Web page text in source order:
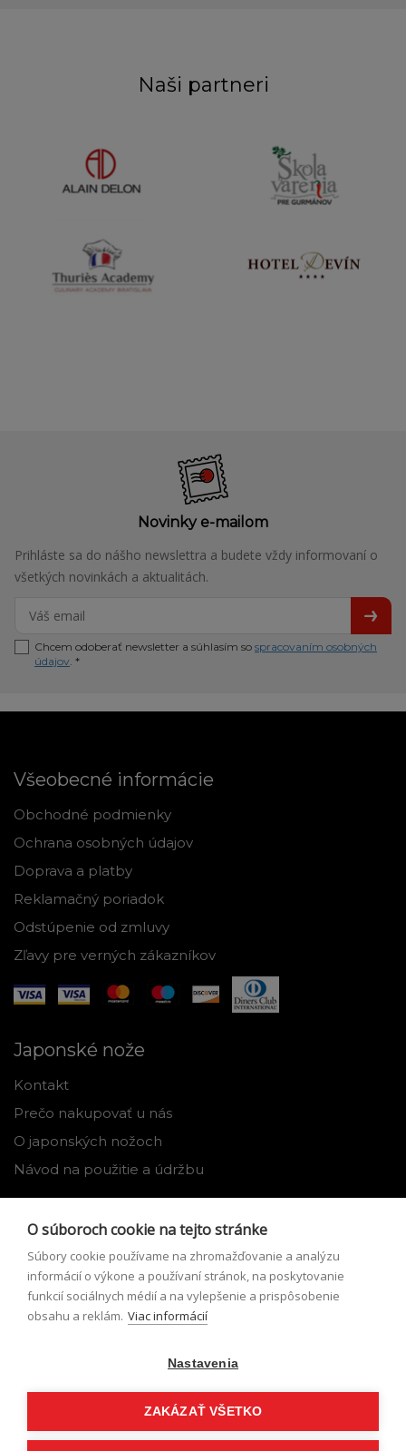
Naši partneri
Novinky e-mailom
Prihláste sa do nášho newslettra a budete vždy informovaní o
všetkých novinkách a aktualitách.
Chcem odoberať newsletter a súhlasím so spracovaním osobných
údajov . *
Všeobecné informácie
Obchodné podmienky
Ochrana osobných údajov
Doprava a platby
Reklamačný poriadok
Odstúpenie od zmluvy
Zľavy pre verných zákazníkov
Japonské nože
Kontakt
Prečo nakupovať u nás
O japonských nožoch
Návod na použitie a údržbu
Môj profil
Zabudnuté heslo
Formulár pre odstúpenie od zmluvy
O súboroch cookie na tejto stránke
Súbory cookie používame na zhromažďovanie a analýzu
informácií o výkone a používaní stránok, na poskytovanie
funkcií sociálnych médií a na vylepšenie a prispôsobenie
obsahu a reklám. Viac informácií
Nastavenia
ZAKÁZAŤ VŠETKO